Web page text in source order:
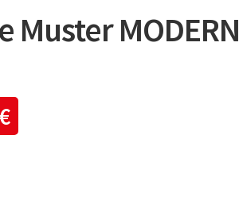
MODERN
€